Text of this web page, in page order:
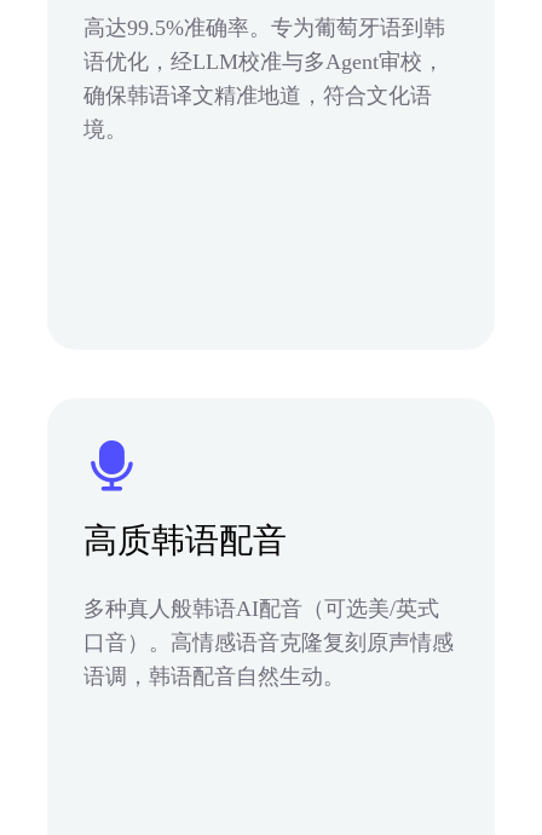
高达99.5%准确率。专为葡萄牙语到韩
语优化，经LLM校准与多Agent审校，
确保韩语译文精准地道，符合文化语
境。
高质韩语配音
多种真人般韩语AI配音（可选美/英式
口音）。高情感语音克隆复刻原声情感
语调，韩语配音自然生动。